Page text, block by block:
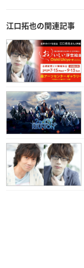
江口拓也の関連記事